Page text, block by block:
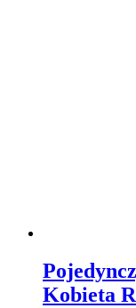
Kobieta